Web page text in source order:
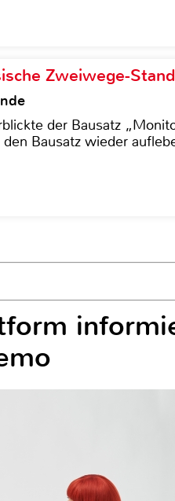
Zweiwege-
der Bausatz
Bausatz wieder